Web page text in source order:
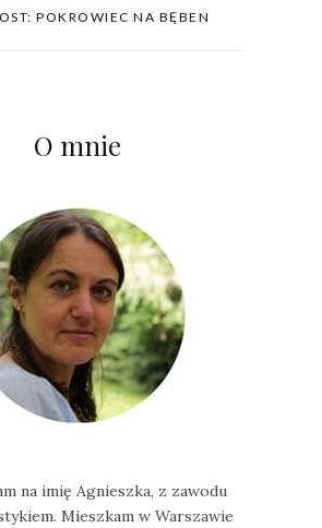
POKROWIEC NA BĘBEN
O mnie
na imię Agnieszka, z zawodu
Mieszkam w Warszawie